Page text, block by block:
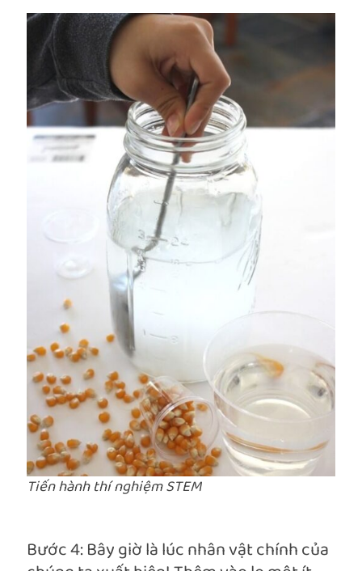
Tiến hành thí nghiệm STEM
Bước 4: Bây giờ là lúc nhân vật chính của